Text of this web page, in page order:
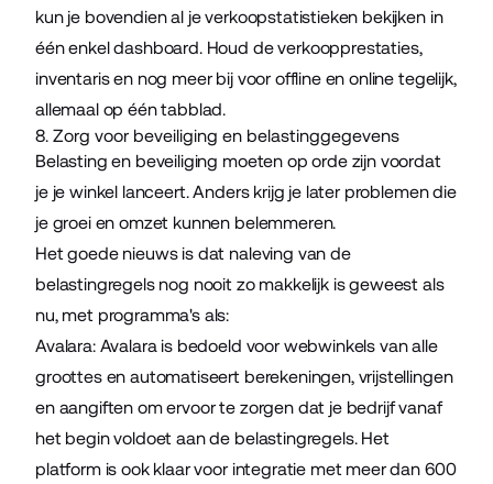
kun je bovendien al je verkoopstatistieken bekijken in
één enkel dashboard. Houd de verkoopprestaties,
inventaris en nog meer bij voor offline en online tegelijk,
allemaal op één tabblad.
8. Zorg voor beveiliging en belastinggegevens
Belasting en beveiliging moeten op orde zijn voordat
je je winkel lanceert. Anders krijg je later problemen die
je groei en omzet kunnen belemmeren.
Het goede nieuws is dat naleving van de
belastingregels nog nooit zo makkelijk is geweest als
nu, met programma's als:
Avalara: Avalara is bedoeld voor webwinkels van alle
groottes en automatiseert berekeningen, vrijstellingen
en aangiften om ervoor te zorgen dat je bedrijf vanaf
het begin voldoet aan de belastingregels. Het
platform is ook klaar voor integratie met meer dan 600